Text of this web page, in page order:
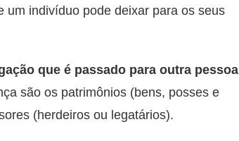
um indivíduo pode deixar para os seus
que é passado para outra pessoa
são os patrimônios (bens, posses e
(herdeiros ou legatários).